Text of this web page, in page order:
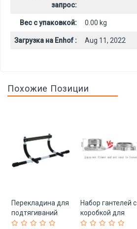
запрос:
Вес с упаковкой: 0.00 kg
Загрузка на Enhof : Aug 11, 2022
Похожие Позиции
Перекладина для
подтягиваний
Набор гантелей с
коробкой для
хранения